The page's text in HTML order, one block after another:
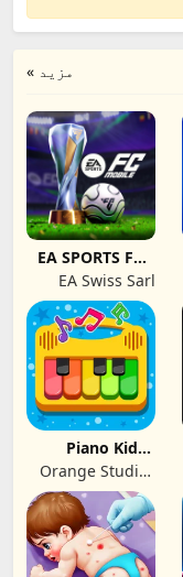
مزید »
EA SPORTS FC™
Football Mobile
EA Swiss Sarl
Piano Kids -
Music & Songs
Orange Studios
Games